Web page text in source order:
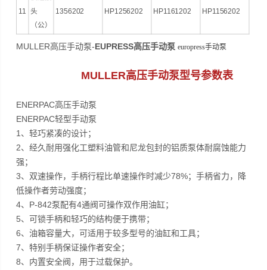
11
头
（公）
1356202 HP1256202 HP1161202 HP1156202
MULLER高压手动泵-EUPRESS高压手动泵europress手动泵
MULLER高压手动泵型号参数表
ENERPAC高压手动泵
ENERPAC轻型手动泵
1、轻巧紧凑的设计；
2、经久耐用强化工塑料油管和尼龙包封的铝质泵体耐腐蚀能力
强；
3、双速操作，手柄行程比单速操作时减少78%；手柄省力，降
低操作者劳动强度；
4、P-842泵配有4通阀可操作双作用油缸；
5、可锁手柄和轻巧的结构便于携带；
6、油箱容量大，可适用于较多型号的油缸和工具；
7、特别手柄保证操作者安全；
8、内置安全阀，用于过载保护。